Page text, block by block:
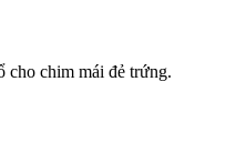
cho chim mái đẻ trứng.